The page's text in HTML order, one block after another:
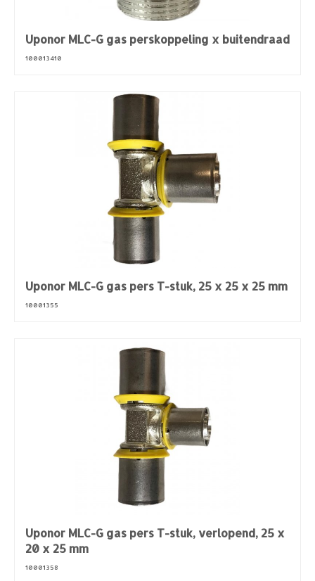
Uponor MLC-G gas perskoppeling x buitendraad
100013410
Uponor MLC-G gas pers T-stuk, 25 x 25 x 25 mm
10001355
Uponor MLC-G gas pers T-stuk, verlopend, 25 x
20 x 25 mm
10001358